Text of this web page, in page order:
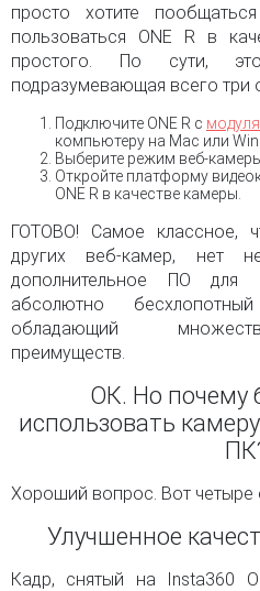
просто хотите
пользоваться ONE R в
простого. По сути,
подразумевающая всего три
Подключите ONE R с
компьютеру на Mac или
Выберите режим веб-камеры
Откройте платформу
ONE R в качестве камеры.
ГОТОВО! Самое классное,
других веб-камер, нет
дополнительное ПО
абсолютно
обладающий
преимуществ.
ОК. Но почему
использовать
Хороший вопрос. Вот четыре
Улучшенное
Кадр, снятый на Insta360